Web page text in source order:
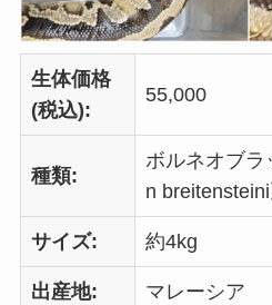
生体価格
(税込):
55,000
種類:
ボルネオブ
n breitensteini
サイズ: 約4kg
出産地: マレーシア